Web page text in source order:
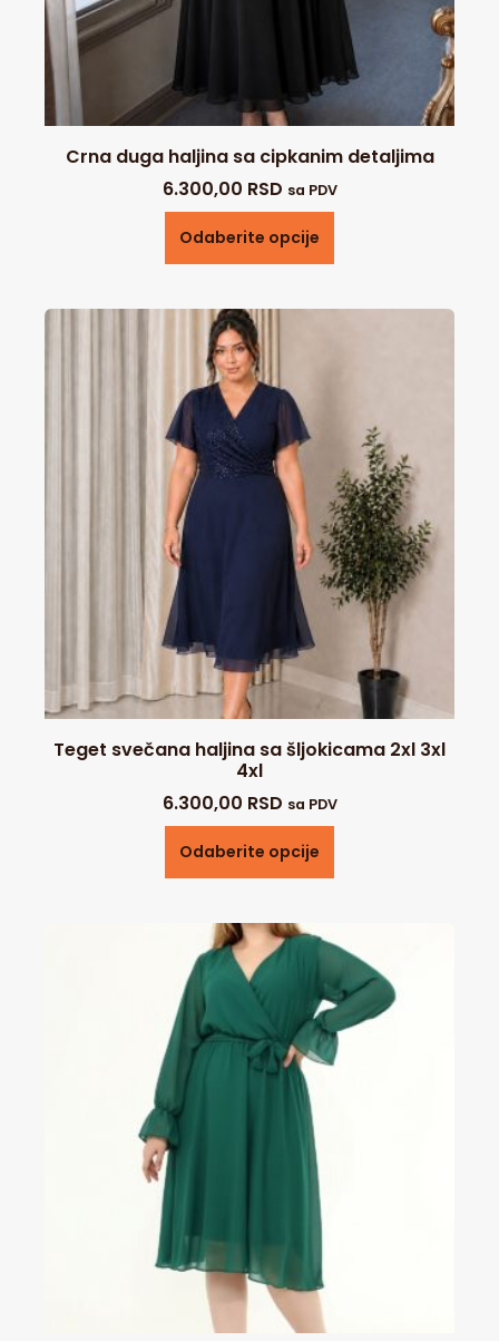
Crna duga haljina sa cipkanim detaljima
6.300,00 RSD sa PDV
Odaberite opcije
Teget svečana haljina sa šljokicama 2xl 3xl
4xl
6.300,00 RSD sa PDV
Odaberite opcije